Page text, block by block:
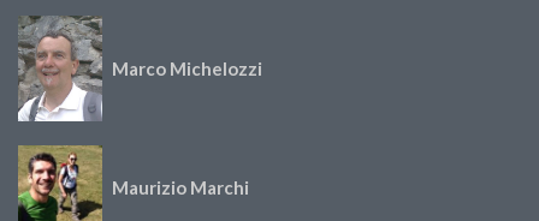
Marco Michelozzi
Maurizio Marchi